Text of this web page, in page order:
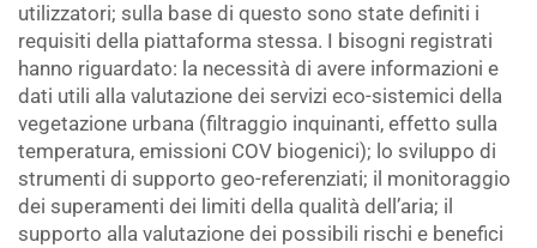
utilizzatori; sulla base di questo sono state definiti i
requisiti della piattaforma stessa. I bisogni registrati
hanno riguardato: la necessità di avere informazioni e
dati utili alla valutazione dei servizi eco-sistemici della
vegetazione urbana (filtraggio inquinanti, effetto sulla
temperatura, emissioni COV biogenici); lo sviluppo di
strumenti di supporto geo-referenziati; il monitoraggio
dei superamenti dei limiti della qualità dell’aria; il
supporto alla valutazione dei possibili rischi e benefici